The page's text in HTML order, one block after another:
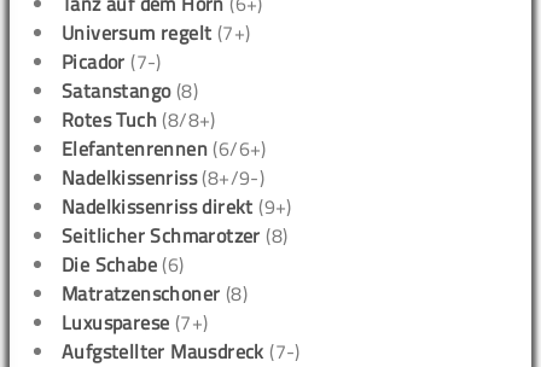
Universum regelt (7+)
Picador (7-)
Satanstango(8)
Rotes Tuch (8/8+)
Elefantenrennen (6/6+)
Nadelkissenriss(8+/9-)
Nadelkissenriss direkt (9+)
Seitlicher Schmarotzer (8)
Die Schabe (6)
Matratzenschoner (8)
Luxusparese (7+)
Aufgstellter Mausdreck (7-)